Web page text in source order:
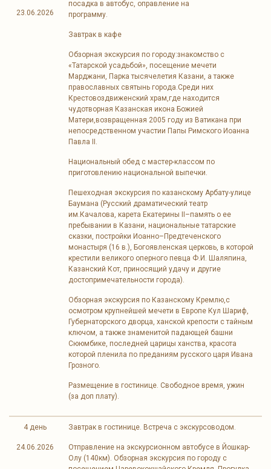
23.06.2026
посадка в автобус, оправление на
программу.
Завтрак в кафе
Обзорная экскурсия по городу:знакомство с
«Татарской усадьбой», посещение мечети
Марджани, Парка тысячелетия Казани, а также
православных святынь города.Среди них
Крестовоздвиженский храм,где находится
чудотворная Казанская икона Божией
Матери,возвращенная 2005 году из Ватикана при
непосредственном участии Папы Римского Иоанна
Павла II.
Национальный обед с мастер-классом по
приготовлению национальной выпечки.
Пешеходная экскурсия по казанскому Арбату-улице
Баумана (Русский драматический театр
им.Качалова, карета Екатерины II–память о ее
пребывании в Казани, национальные татарские
сказки, постройки Иоанно–Предтеченского
монастыря (16 в.), Богоявленская церковь, в которой
крестили великого оперного певца Ф.И. Шаляпина,
Казанский Кот, приносящий удачу и другие
достопримечательности города).
Обзорная экскурсия по Казанскому Кремлю,с
осмотром крупнейшей мечети в Европе Кул Шариф,
Губернаторского дворца, ханской крепости с тайным
ключом, а также знаменитой падающей башни
Сююмбике, последней царицы ханства, красота
которой пленила по преданиям русского царя Ивана
Грозного.
Размещение в гостинице. Свободное время, ужин
(за доп плату).
4 день
24.06.2026
Завтрак в гостинице. Встреча с экскурсоводом.
Отправление на экскурсионном автобусе в Йошкар-
Олу (140км). Обзорная экскурсия по городу с